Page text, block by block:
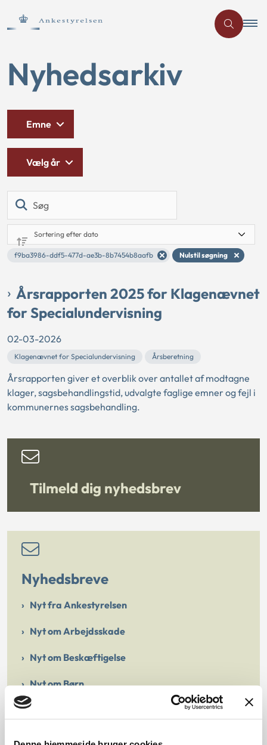
Nyhedsarkiv
f9ba3986-ddf5-477d-ae3b-8b7454b8aafb Nulstil søgning
Emne
Vælg år
Årsrapporten 2025 for Klagenævnet
for Specialundervisning
02-03-2026
Klagenævnet for Specialundervisning Årsberetning
Årsrapporten giver et overblik over antallet af modtagne
klager, sagsbehandlingstid, udvalgte faglige emner og fejl i
kommunernes sagsbehandling.
Tilmeld dig nyhedsbrev
Nyhedsbreve
Nyt fra Ankestyrelsen
Nyt om Arbejdsskade
Nyt om Beskæftigelse
Nyt om Børn
Nyt om Social